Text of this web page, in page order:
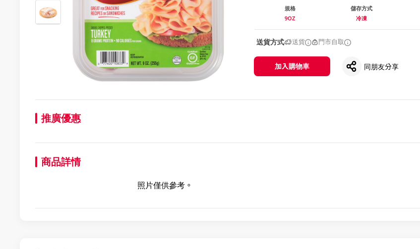
規格
9OZ
儲存方式
冷凍
送貨方式 送貨 門市自取
加入購物車 同朋友分享
推廣優惠
商品詳情
照片僅供參考。